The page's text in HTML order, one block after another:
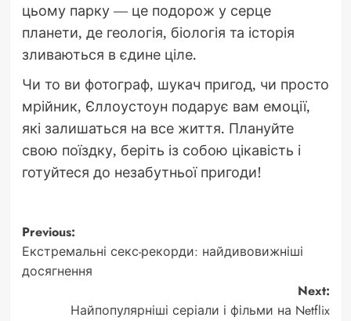
цьому парку — це подорож у серце
планети, де геологія, біологія та історія
зливаються в єдине ціле.
Чи то ви фотограф, шукач пригод, чи просто
мрійник, Єллоустоун подарує вам емоції,
які залишаться на все життя. Плануйте
свою поїздку, беріть із собою цікавість і
готуйтеся до незабутньої пригоди!
Post
navigation
Previous:
Екстремальні секс-рекорди: найдивовижніші
досягнення
Next:
Найпопулярніші серіали і фільми на Netflix